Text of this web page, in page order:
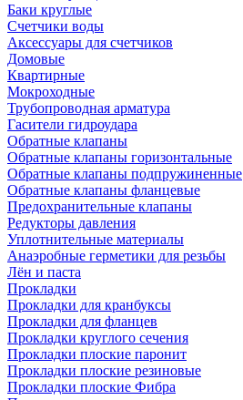
Баки круглые
Счетчики воды
Аксессуары для счетчиков
Домовые
Квартирные
Мокроходные
Трубопроводная арматура
Гасители гидроудара
Обратные клапаны
Обратные клапаны горизонтальные
Обратные клапаны подпружиненные
Обратные клапаны фланцевые
Предохранительные клапаны
Редукторы давления
Уплотнительные материалы
Анаэробные герметики для резьбы
Лён и паста
Прокладки
Прокладки для кранбуксы
Прокладки для фланцев
Прокладки круглого сечения
Прокладки плоские паронит
Прокладки плоские резиновые
Прокладки плоские Фибра